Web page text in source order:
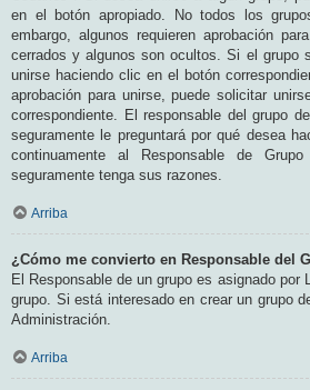
en el botón apropiado. No todos los
embargo, algunos requieren aprobación
cerrados y algunos son ocultos. Si el grupo
unirse haciendo clic en el botón
aprobación para unirse, puede solicitar
correspondiente. El responsable del grupo
seguramente le preguntará por qué desea
continuamente al Responsable de
seguramente tenga sus razones.
Arriba
¿Cómo me convierto en Responsable del
El Responsable de un grupo es asignado por
grupo. Si está interesado en crear un grupo
Administración.
Arriba